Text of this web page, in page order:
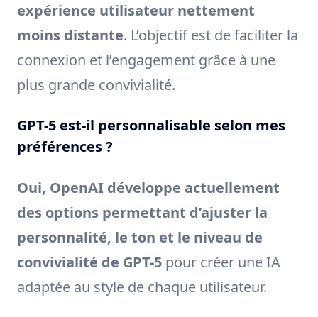
expérience utilisateur nettement
moins distante. L’objectif est de faciliter la
connexion et l’engagement grâce à une
plus grande convivialité.
GPT-5 est-il personnalisable selon mes
préférences ?
Oui, OpenAI développe actuellement
des options permettant d’ajuster la
personnalité, le ton et le niveau de
convivialité de GPT-5 pour créer une IA
adaptée au style de chaque utilisateur.